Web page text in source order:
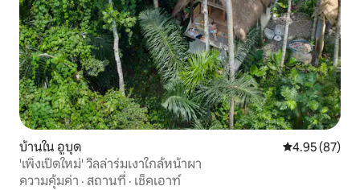
บ้านใน อูบุด คะแนนเฉลี่ย
4.95 (87)
'เพิ่งเปิดใหม่' วิลล่าร่มเงาใกล้หน้าผา
ความคุ้มค่า · สถานที่ · เช็คเอาท์